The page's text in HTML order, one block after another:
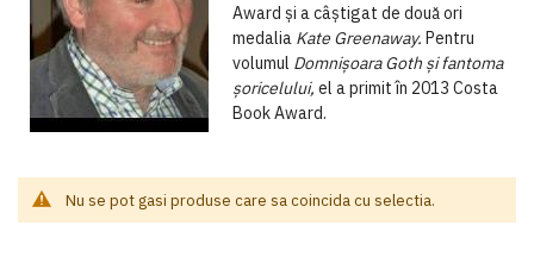
Award și a câștigat de două ori
medalia Kate Greenaway. Pentru
volumul Domnișoara Goth și fantoma
șoricelului, el a primit în 2013 Costa
Book Award.
Nu se pot gasi produse care sa coincida cu selectia.